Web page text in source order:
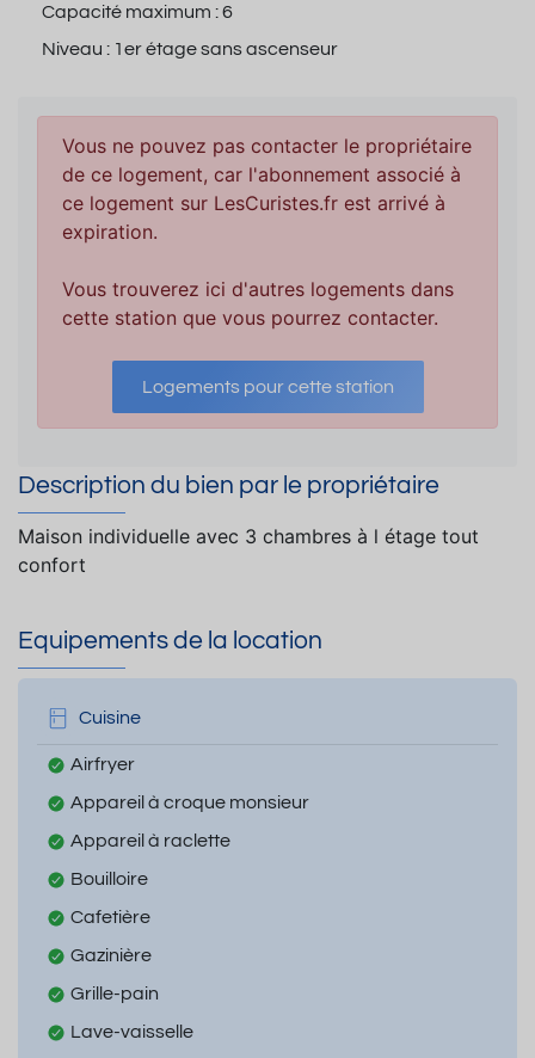
Capacité maximum :6
Niveau : 1er étage sans ascenseur
Vous ne pouvez pas contacter le propriétaire
de ce logement, car l'abonnement associé à
ce logement sur LesCuristes.fr est arrivé à
expiration.
Vous trouverez ici d'autres logements dans
cette station que vous pourrez contacter.
Logements pour cette station
Description du bien par le propriétaire
Maison individuelle avec 3 chambres à l étage tout
confort
Equipements de la location
Cuisine
Airfryer
Appareil à croque monsieur
Appareil à raclette
Bouilloire
Cafetière
Gazinière
Grille-pain
Lave-vaisselle